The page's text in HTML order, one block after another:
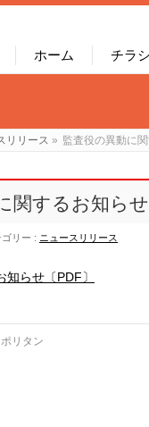
ホーム チラ
リリース » 監査役の異動に
関するお知らせ
ゴリー : ニュースリリース
らせ〔PDF〕
リタン